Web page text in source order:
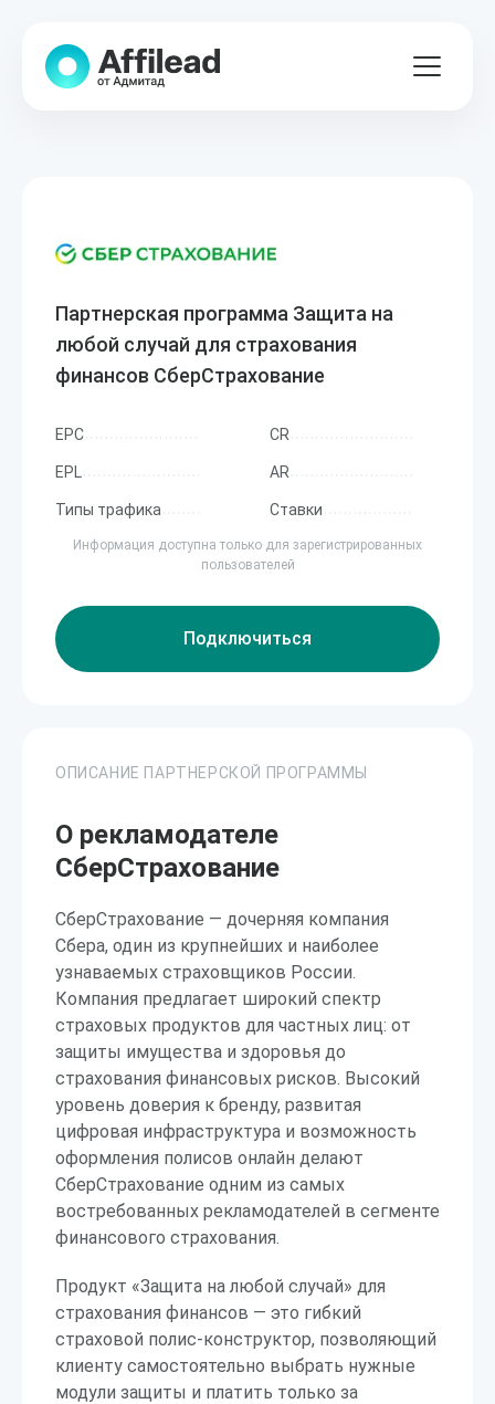
Партнерская программа Защита на
любой случай для страхования
финансов СберСтрахование
EPC CR
EPL AR
Типы трафика Ставки
Информация доступна только для зарегистрированных
пользователей
Подключиться
ОПИСАНИЕ ПАРТНЕРСКОЙ ПРОГРАММЫ
О рекламодателе
СберСтрахование
СберСтрахование — дочерняя компания
Сбера, один из крупнейших и наиболее
узнаваемых страховщиков России.
Компания предлагает широкий спектр
страховых продуктов для частных лиц: от
защиты имущества и здоровья до
страхования финансовых рисков. Высокий
уровень доверия к бренду, развитая
цифровая инфраструктура и возможность
оформления полисов онлайн делают
СберСтрахование одним из самых
востребованных рекламодателей в сегменте
финансового страхования.
Продукт «Защита на любой случай» для
страхования финансов — это гибкий
страховой полис-конструктор, позволяющий
клиенту самостоятельно выбрать нужные
модули защиты и платить только за